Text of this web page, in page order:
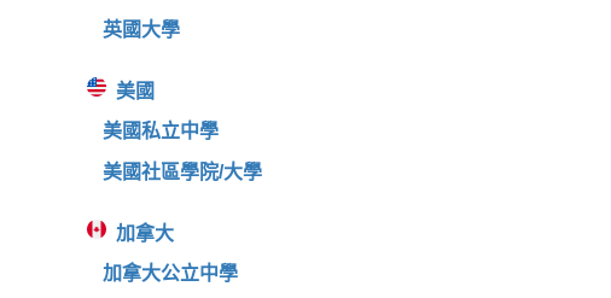
英國大學
美國
美國私立中學
美國社區學院/大學
加拿大
加拿大公立中學